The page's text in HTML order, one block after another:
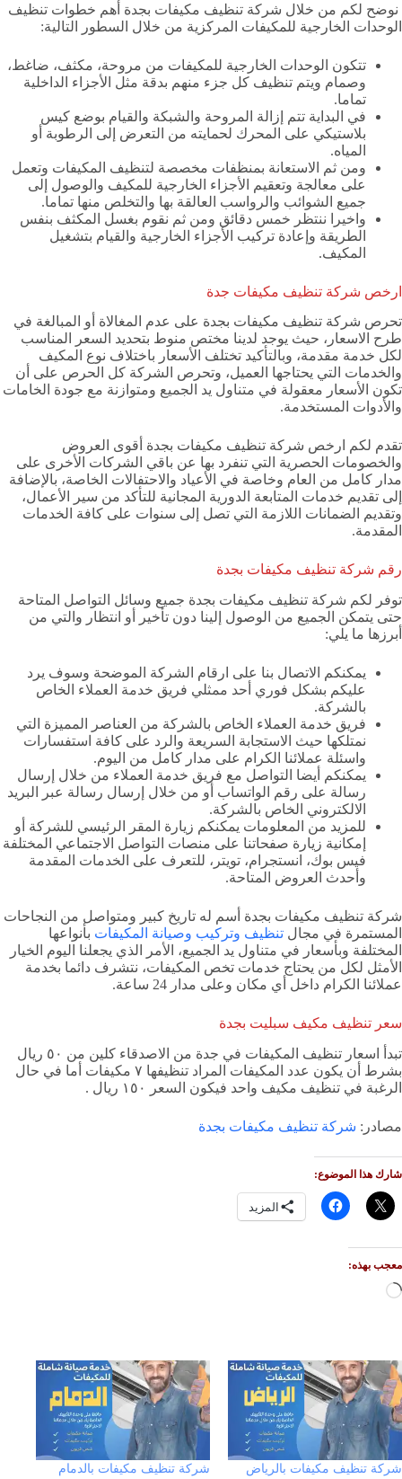
نوضح لكم من خلال شركة تنظيف مكيفات بجدة أهم خطوات تنظيف
الوحدات الخارجية للمكيفات المركزية من خلال السطور التالية:
تتكون الوحدات الخارجية للمكيفات من مروحة، مكثف، ضاغط،
وصمام ويتم تنظيف كل جزء منهم بدقة مثل الأجزاء الداخلية
تماما.
في البداية تتم إزالة المروحة والشبكة والقيام بوضع كيس
بلاستيكي على المحرك لحمايته من التعرض إلى الرطوبة أو
المياه.
ومن ثم الاستعانة بمنظفات مخصصة لتنظيف المكيفات وتعمل
على معالجة وتعقيم الأجزاء الخارجية للمكيف والوصول إلى
جميع الشوائب والرواسب العالقة بها والتخلص منها تماما.
واخيرا ننتظر خمس دقائق ومن ثم نقوم بغسل المكثف بنفس
الطريقة وإعادة تركيب الأجزاء الخارجية والقيام بتشغيل
المكيف.
ارخص شركة تنظيف مكيفات جدة
تحرص شركة تنظيف مكيفات بجدة على عدم المغالاة أو المبالغة في
طرح الاسعار، حيث يوجد لدينا مختص منوط بتحديد السعر المناسب
لكل خدمة مقدمة، وبالتأكيد تختلف الأسعار باختلاف نوع المكيف
والخدمات التي يحتاجها العميل، وتحرص الشركة كل الحرص على أن
تكون الأسعار معقولة في متناول يد الجميع ومتوازنة مع جودة الخامات
والأدوات المستخدمة.
تقدم لكم ارخص شركة تنظيف مكيفات بجدة أقوى العروض
والخصومات الحصرية التي تنفرد بها عن باقي الشركات الأخرى على
مدار كامل من العام وخاصة في الأعياد والاحتفالات الخاصة، بالإضافة
إلى تقديم خدمات المتابعة الدورية المجانية للتأكد من سير الأعمال،
وتقديم الضمانات اللازمة التي تصل إلى سنوات على كافة الخدمات
المقدمة.
رقم شركة تنظيف مكيفات بجدة
توفر لكم شركة تنظيف مكيفات بجدة جميع وسائل التواصل المتاحة
حتى يتمكن الجميع من الوصول إلينا دون تأخير أو انتظار والتي من
أبرزها ما يلي:
يمكنكم الاتصال بنا على ارقام الشركة الموضحة وسوف يرد
عليكم بشكل فوري أحد ممثلي فريق خدمة العملاء الخاص
بالشركة.
فريق خدمة العملاء الخاص بالشركة من العناصر المميزة التي
نمتلكها حيث الاستجابة السريعة والرد على كافة استفسارات
واسئلة عملائنا الكرام على مدار كامل من اليوم.
يمكنكم أيضا التواصل مع فريق خدمة العملاء من خلال إرسال
رسالة على رقم الواتساب أو من خلال إرسال رسالة عبر البريد
الالكتروني الخاص بالشركة.
للمزيد من المعلومات يمكنكم زيارة المقر الرئيسي للشركة أو
إمكانية زيارة صفحاتنا على منصات التواصل الاجتماعي المختلفة
فيس بوك، انستجرام، تويتر، للتعرف على الخدمات المقدمة
وأحدث العروض المتاحة.
شركة تنظيف مكيفات بجدة أسم له تاريخ كبير ومتواصل من النجاحات
المستمرة في مجال تنظيف وتركيب وصيانة المكيفات بأنواعها
المختلفة وبأسعار في متناول يد الجميع، الأمر الذي يجعلنا اليوم الخيار
الأمثل لكل من يحتاج خدمات تخص المكيفات، نتشرف دائما بخدمة
عملائنا الكرام داخل أي مكان وعلى مدار 24 ساعة.
سعر تنظيف مكيف سبليت بجدة
تبدأ اسعار تنظيف المكيفات في جدة من الاصدقاء كلين من ٥٠ ريال
بشرط أن يكون عدد المكيفات المراد تنظيفها ٧ مكيفات أما في حال
الرغبة في تنظيف مكيف واحد فيكون السعر ١٥٠ ريال .
مصادر: شركة تنظيف مكيفات بجدة
شارك هذا الموضوع:
المزيد
معجب بهذه:
جاري
شركة تنظيف مكيفات بالرياض شركة تنظيف مكيفات بالدمام